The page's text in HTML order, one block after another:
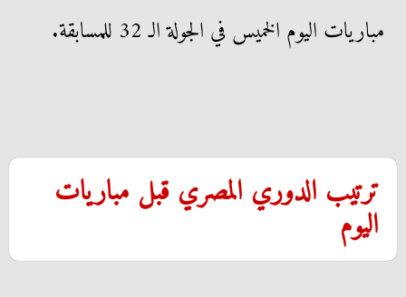
مباريات اليوم الخميس في الجولة الـ 32 للمسابقة.
ترتيب الدوري المصري قبل مباريات
اليوم